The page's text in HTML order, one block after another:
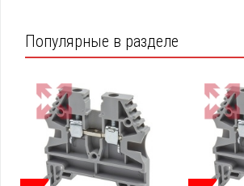
Популярные в разделе